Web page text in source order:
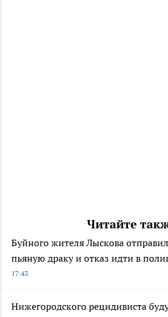
Читайте
Буйного жителя Лыскова
пьяную драку и отказ идти в
17:43
Нижегородского рецидивиста